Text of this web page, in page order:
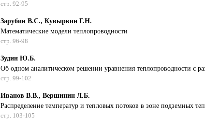
стр. 92-95
Зарубин В.С., Кувыркин Г.Н.
Математические модели теплопроводности
стр. 96-98
Зудин Ю.Б.
Об одном аналитическом решении уравнения теплопроводности с
стр. 99-102
Иванов В.В., Вершинин Л.Б.
Распределение температур и тепловых потоков в зоне подземных
стр. 103-105